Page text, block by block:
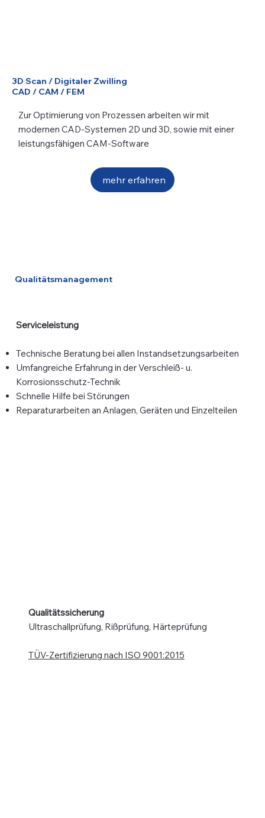
3D Scan / Digitaler Zwilling
CAD / CAM / FEM
Zur Optimierung von Prozessen arbeiten wir mit
modernen CAD-Systemen 2D und 3D, sowie mit einer
leistungsfähigen CAM-Software
mehr erfahren
Qualitätsmanagement
Serviceleistung
Technische Beratung bei allen Instandsetzungsarbeiten
Umfangreiche Erfahrung in der Verschleiß- u.
Korrosionsschutz-Technik
Schnelle Hilfe bei Störungen
Reparaturarbeiten an Anlagen, Geräten und Einzelteilen
Qualitätssicherung
​Ultraschallprüfung, Rißprüfung, Härteprüfung
TÜV-Zertifizierung nach ISO 9001:2015